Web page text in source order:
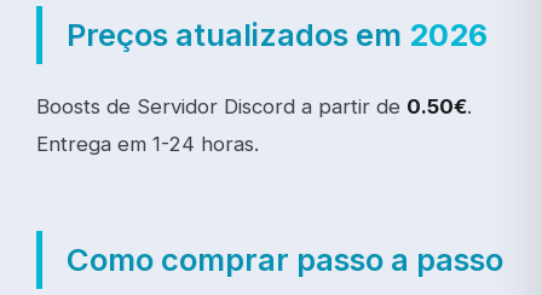
Preços atualizados em 2026
Boosts de Servidor Discord a partir de 0.50€.
Entrega em 1-24 horas.
Como comprar passo a passo